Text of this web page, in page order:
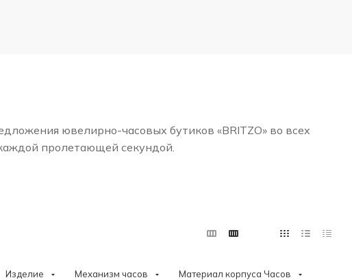
ювелирно-часовых бутиков «BRITZO» во всех
пролетающей секундой.
Изделие Механизм часов Материал корпуса Часов